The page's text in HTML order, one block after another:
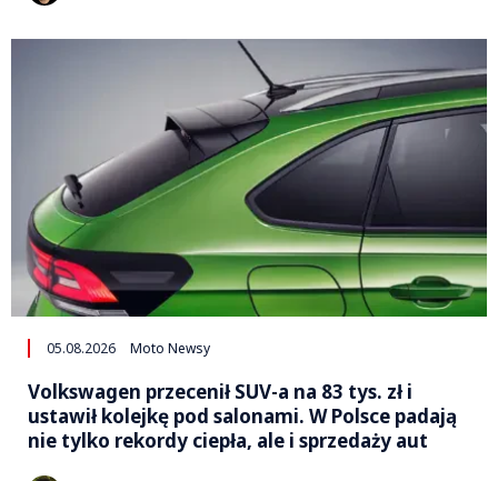
05.08.2026 Moto Newsy
Volkswagen przecenił SUV-a na 83 tys. zł i
ustawił kolejkę pod salonami. W Polsce padają
nie tylko rekordy ciepła, ale i sprzedaży aut